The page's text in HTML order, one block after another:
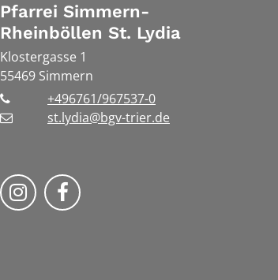
Pfarrei Simmern-
Rheinböllen St. Lydia
Klostergasse 1
55469 Simmern
+496761/967537-0
st.lydia@bgv-trier.de
Wir auf Instragram
Wir auf Facebook